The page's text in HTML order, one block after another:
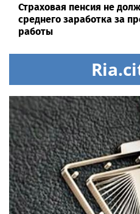
Страховая пенсия не
среднего заработка за
работы